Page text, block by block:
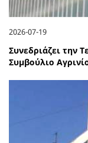
2026-07-19
Συνεδριάζει την
Συμβούλιο